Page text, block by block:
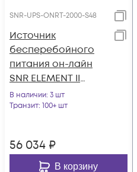
SNR-UPS-ONRT-2000-S48
Источник
бесперебойного
питания он-лайн
SNR ELEMENT II
2000ВА/2000Вт (PF-
1.0), 1ф:1ф (220-240В),
В наличии: 3 шт
Транзит: 100+ шт
56 034 ₽
В корзину